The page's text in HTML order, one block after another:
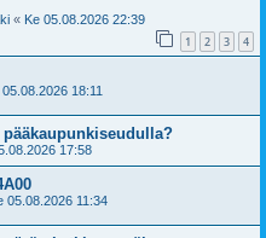
« Ke 05.08.2026 22:39
1 2 3 4
05.08.2026 18:11
17:58
05.08.2026 11:34